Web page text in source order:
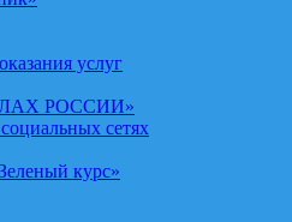
услуг
РОССИИ»
сетях
курс»